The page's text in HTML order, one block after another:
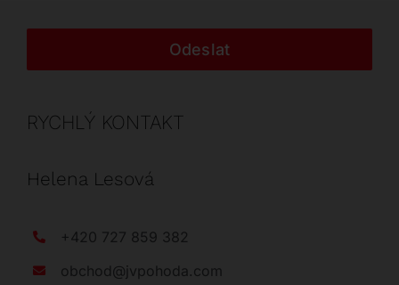
Odeslat
RYCHLÝ KONTAKT
Helena Lesová
+420 727 859 382
obchod@jvpohoda.com